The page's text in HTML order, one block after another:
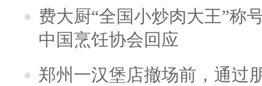
费大厨“全国小炒肉大王”称
中国烹饪协会回应
郑州一汉堡店撤场前，通过